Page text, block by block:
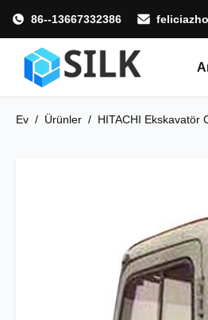
86--13667332386
Ev / Ürünler / HITACHI Ekskavatör